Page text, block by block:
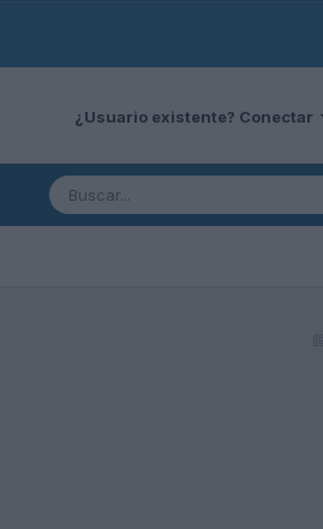
¿Usuario existente? Conectar